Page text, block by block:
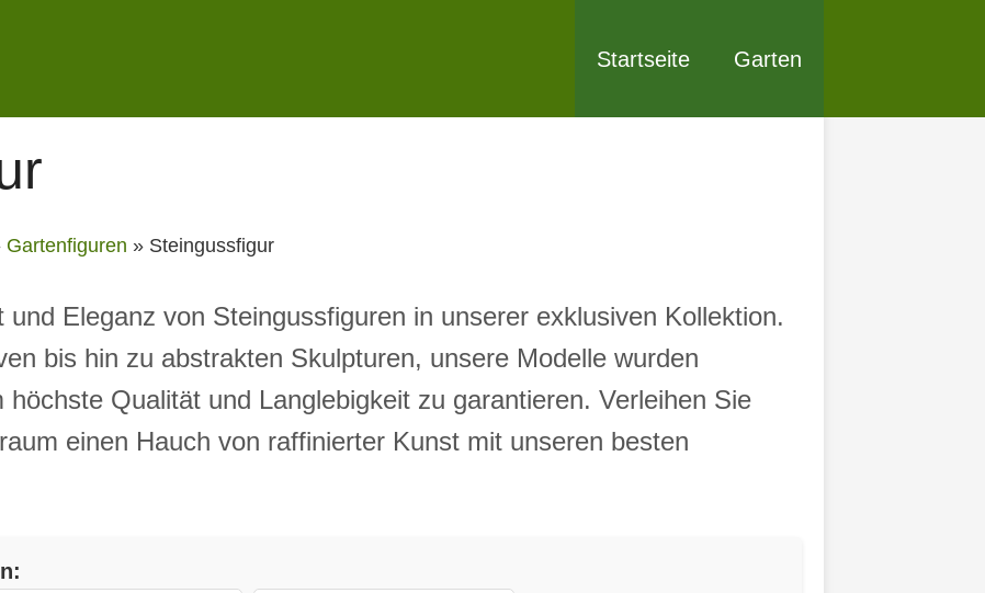
Startseite Garten
Gartenfiguren » Steingussfigur
Eleganz von Steingussfiguren in unserer exklusiven Kollektion.
bis hin zu abstrakten Skulpturen, unsere Modelle wurden
Qualität und Langlebigkeit zu garantieren. Verleihen Sie
einen Hauch von raffinierter Kunst mit unseren besten